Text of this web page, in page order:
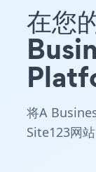
在您
将A
Site123网